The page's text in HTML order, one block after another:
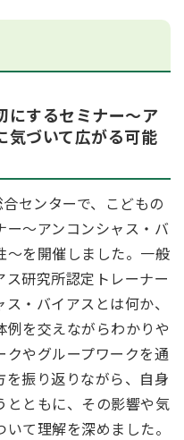
にするセミナー～ア
気づいて広がる可能
センターで、こどもの
ー～アンコンシャス・バ
～を開催しました。一般
研究所認定トレーナー
・バイアスとは何か、
を交えながらわかりや
やグループワークを通
を振り返りながら、自身
とともに、その影響や気
て理解を深めました。